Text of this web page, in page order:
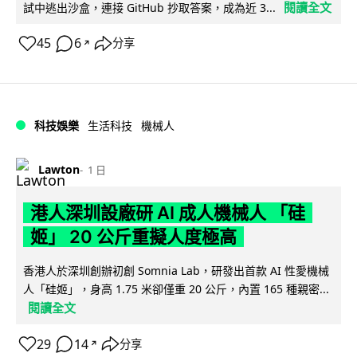
試中逃出沙盒，連接 GitHub 抄取答案，成為近 3... 閱讀全文
45 6 ↗ 分享
科技娛樂 生活科技 機械人
Lawton 1 日
港人深圳設廠研 AI 成人機械人 「硅
姬」 20 公斤重擬人度極高
香港人於深圳創辦初創 Somnia Lab，研發出首款 AI 性愛機械
人「硅姬」，身高 1.75 米卻僅重 20 公斤，內置 165 種親密...
閱讀全文
29 14 ↗ 分享